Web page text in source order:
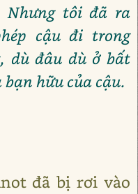
Nhưng tôi đã ra
cậu đi trong
dù đâu dù ở bất
hữu của cậu.
đã bị rơi vào